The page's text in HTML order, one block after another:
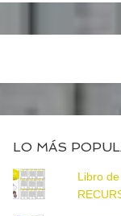
LO MÁS
Libro